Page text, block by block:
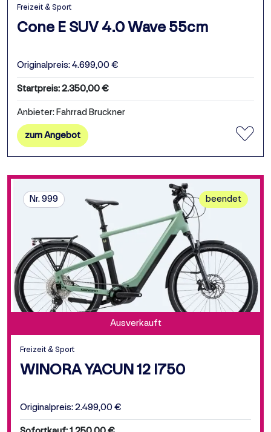
Freizeit & Sport
Cone E SUV 4.0 Wave 55cm
Originalpreis: 4.699,00 €
Startpreis: 2.350,00 €
Anbieter: Fahrrad Bruckner
zum Angebot
Ausverkauft
Nr. 999 beendet
Freizeit & Sport
WINORA YACUN 12 I750
Originalpreis: 2.499,00 €